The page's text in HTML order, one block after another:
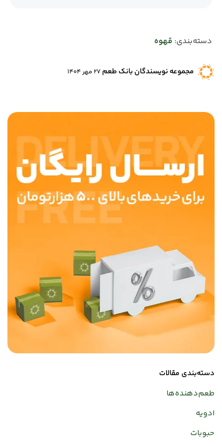
دسته‌بندی: قهوه
مجموعه نویسندگان بانک طعم 27 مهر 1404
دسته‌بندی مقالات
طعم‌دهنده‌ها
ادویه
حبوبات